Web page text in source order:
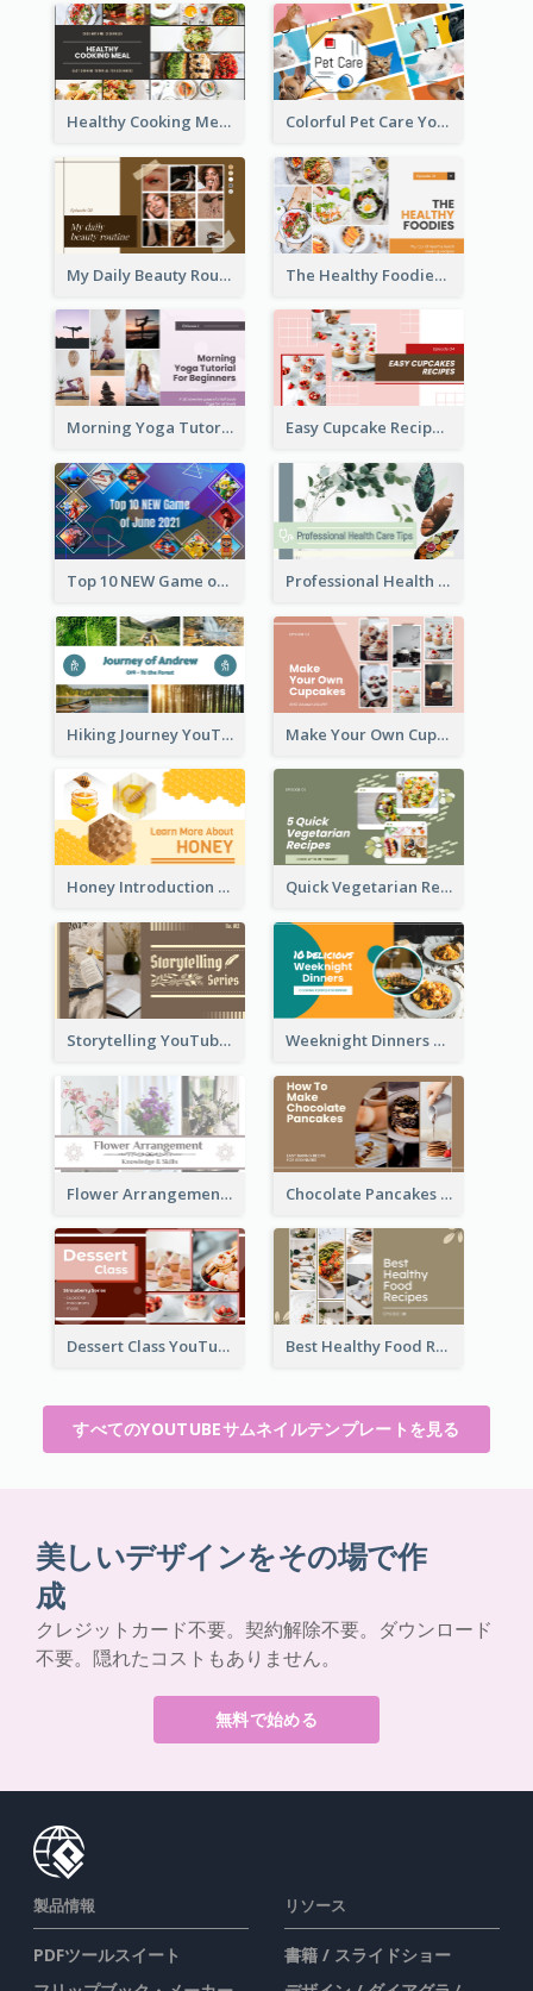
Healthy Cooking Meal YouTube Thumbnail Colorful Pet Care YouTube Thumbnail
My Daily Beauty Routine YouTube Thumbnail The Healthy Foodies YouTube Thumbnail
Morning Yoga Tutorial YouTube Thumbnail Easy Cupcake Recipes YouTube Thumbnail
Top 10 NEW Game of June 2021 YouTube Thumbnail Professional Health Care Tips YouTube Thumbnail
Hiking Journey YouTube Thumbnail Make Your Own Cupcakes YouTube Thumbnail
Honey Introduction YouTube Thumbnail Quick Vegetarian Recipes YouTube Thumbnail
Storytelling YouTube Thumbnail Weeknight Dinners Recipe YouTube Thumbnail
Flower Arrangement YouTube Thumbnail Chocolate Pancakes Recipe YouTube Thumbnail
Dessert Class YouTube Thumbnail Best Healthy Food Recipes YouTube Thumbnail
すべてのYOUTUBEサムネイルテンプレートを見る
美しいデザインをその場で作
成
クレジットカード不要。契約解除不要。ダウンロード
不要。隠れたコストもありません。
無料で始める
製品情報
PDFツールスイート
リソース
書籍 / スライドショー